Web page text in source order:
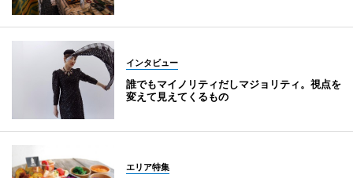
インタビュー
誰でもマイノリティだしマジョリティ。視点を
変えて見えてくるもの
エリア特集